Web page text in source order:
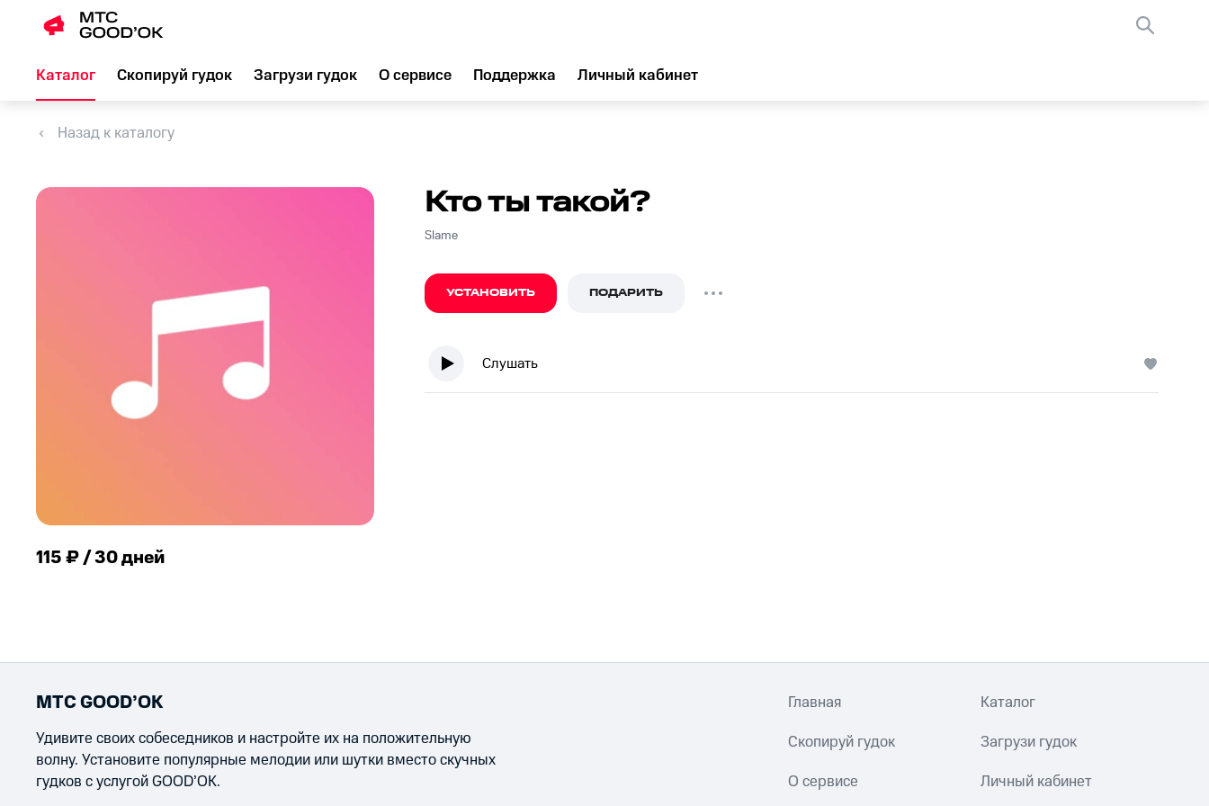
Каталог Скопируй гудок Загрузи гудок О сервисе Поддержка Личный кабинет
Назад к каталогу
115 ₽ / 30 дней
Кто ты такой?
Slame
УСТАНОВИТЬ ПОДАРИТЬ
Слушать
МТС GOOD’OK
Удивите своих собеседников и настройте их на положительную
волну. Установите популярные мелодии или шутки вместо скучных
гудков с услугой GOOD’OK.
Главная Каталог
Скопируй гудок Загрузи гудок
О сервисе Личный кабинет